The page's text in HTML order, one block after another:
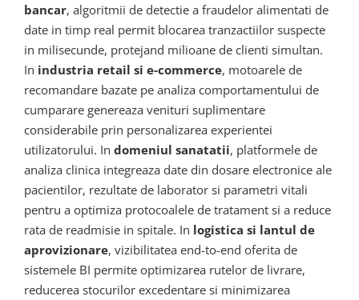
bancar, algoritmii de detectie a fraudelor alimentati de
date in timp real permit blocarea tranzactiilor suspecte
in milisecunde, protejand milioane de clienti simultan.
In industria retail si e-commerce, motoarele de
recomandare bazate pe analiza comportamentului de
cumparare genereaza venituri suplimentare
considerabile prin personalizarea experientei
utilizatorului. In domeniul sanatatii, platformele de
analiza clinica integreaza date din dosare electronice ale
pacientilor, rezultate de laborator si parametri vitali
pentru a optimiza protocoalele de tratament si a reduce
rata de readmisie in spitale. In logistica si lantul de
aprovizionare, vizibilitatea end-to-end oferita de
sistemele BI permite optimizarea rutelor de livrare,
reducerea stocurilor excedentare si minimizarea